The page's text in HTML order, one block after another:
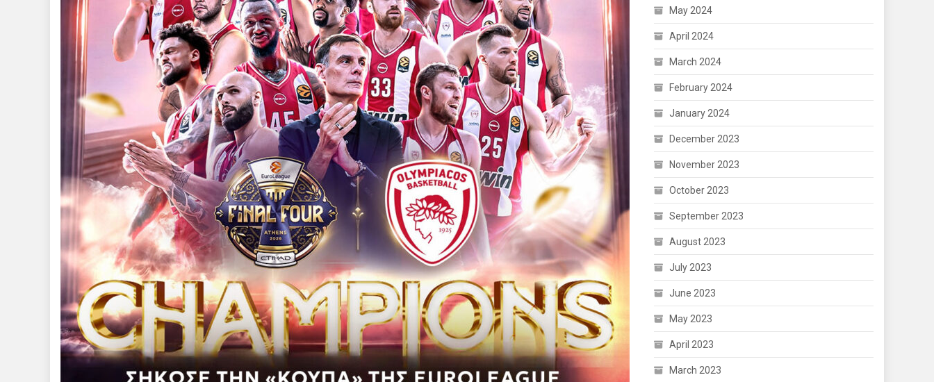
May 2024
April 2024
March 2024
February 2024
January 2024
December 2023
November 2023
October 2023
September 2023
August 2023
July 2023
June 2023
May 2023
April 2023
March 2023